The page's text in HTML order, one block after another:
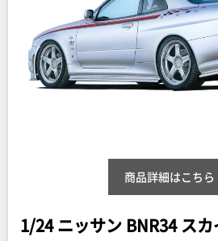
商品詳細はこちら
1/24 ニッサン BNR34 ス